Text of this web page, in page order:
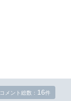
コメント総数： 16件